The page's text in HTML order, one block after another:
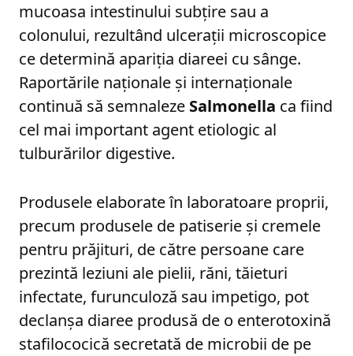
mucoasa intestinului subțire sau a
colonului, rezultând ulcerații microscopice
ce determină apariția diareei cu sânge.
Raportările naționale și internaționale
continuă să semnaleze Salmonella ca fiind
cel mai important agent etiologic al
tulburărilor digestive.
Produsele elaborate în laboratoare proprii,
precum produsele de patiserie și cremele
pentru prăjituri, de către persoane care
prezintă leziuni ale pielii, răni, tăieturi
infectate, furunculoză sau impetigo, pot
declanșa diaree produsă de o enterotoxină
stafilococică secretată de microbii de pe